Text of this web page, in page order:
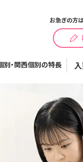
お急ぎの方
別・関西個別の特長